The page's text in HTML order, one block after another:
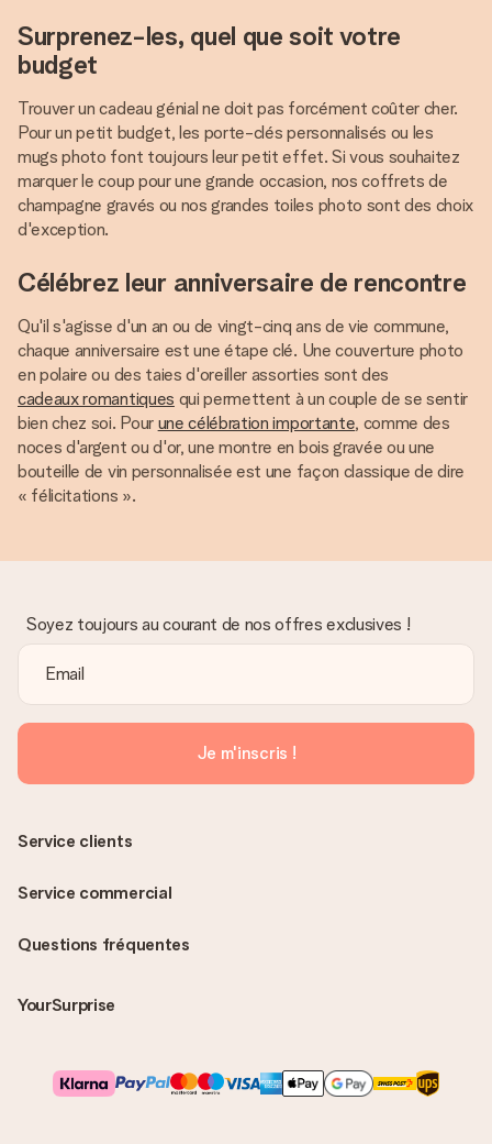
Surprenez-les, quel que soit votre
budget
Trouver un cadeau génial ne doit pas forcément coûter cher.
Pour un petit budget, les porte-clés personnalisés ou les
mugs photo font toujours leur petit effet. Si vous souhaitez
marquer le coup pour une grande occasion, nos coffrets de
champagne gravés ou nos grandes toiles photo sont des choix
d'exception.
Célébrez leur anniversaire de rencontre
Qu'il s'agisse d'un an ou de vingt-cinq ans de vie commune,
chaque anniversaire est une étape clé. Une couverture photo
en polaire ou des taies d'oreiller assorties sont des
cadeaux romantiques qui permettent à un couple de se sentir
bien chez soi. Pour une célébration importante, comme des
noces d'argent ou d'or, une montre en bois gravée ou une
bouteille de vin personnalisée est une façon classique de dire
« félicitations ».
Soyez toujours au courant de nos offres exclusives !
Je m'inscris !
Questions fréquentes
YourSurprise
Service clients
Service commercial